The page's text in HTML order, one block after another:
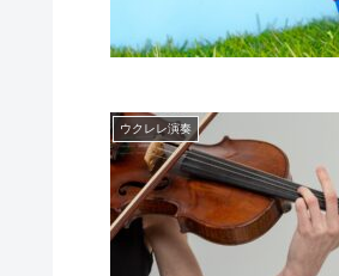
ウクレレ演奏